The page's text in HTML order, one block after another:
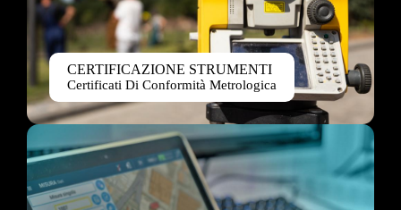
CERTIFICAZIONE STRUMENTI
Certificati Di Conformità Metrologica